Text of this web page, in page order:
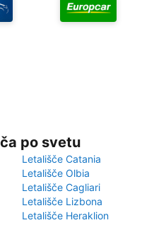
po svetu
Letališče Catania
Letališče Olbia
Letališče Cagliari
Letališče Lizbona
Letališče Heraklion